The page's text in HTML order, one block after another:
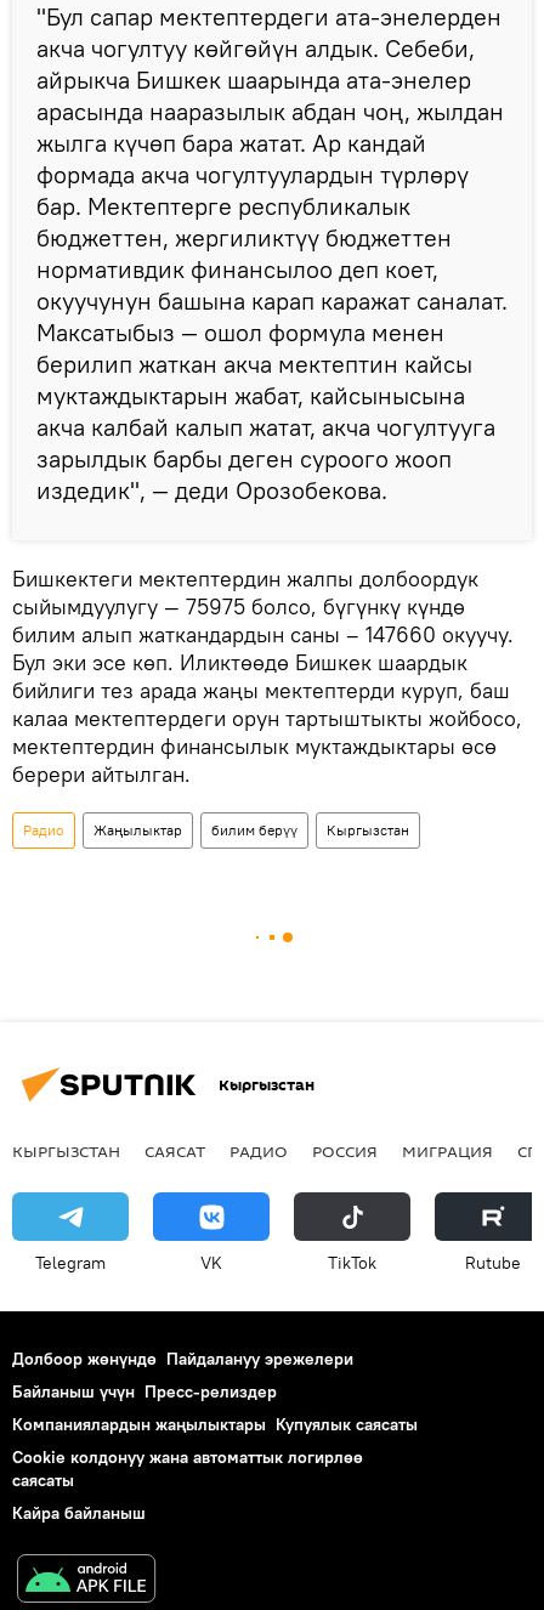
"Бул сапар мектептердеги ата-энелерден
акча чогултуу көйгөйүн алдык. Себеби,
айрыкча Бишкек шаарында ата-энелер
арасында нааразылык абдан чоң, жылдан
жылга күчөп бара жатат. Ар кандай
формада акча чогултуулардын түрлөрү
бар. Мектептерге республикалык
бюджеттен, жергиликтүү бюджеттен
нормативдик финансылоо деп коет,
окуучунун башына карап каражат саналат.
Максатыбыз — ошол формула менен
берилип жаткан акча мектептин кайсы
муктаждыктарын жабат, кайсынысына
акча калбай калып жатат, акча чогултууга
зарылдык барбы деген суроого жооп
издедик", — деди Орозобекова.
Бишкектеги мектептердин жалпы долбоордук
сыйымдуулугу — 75975 болсо, бүгүнкү күндө
билим алып жаткандардын саны – 147660 окуучу.
Бул эки эсе көп. Иликтөөдө Бишкек шаардык
бийлиги тез арада жаңы мектептерди куруп, баш
калаа мектептердеги орун тартыштыкты жойбосо,
мектептердин финансылык муктаждыктары өсө
берери айтылган.
Радио Жаңылыктар билим берүү Кыргызстан
Кыргызстан
КЫРГЫЗСТАН САЯСАТ РАДИО РОССИЯ МИГРАЦИЯ
Telegram VK ТikТоk Rutube
Долбоор жөнүндө Пайдалануу эрежелери
Байланыш үчүн Пресс-релиздер
Компаниялардын жаңылыктары Купуялык саясаты
Cookie колдонуу жана автоматтык логирлөө
саясаты
Кайра байланыш